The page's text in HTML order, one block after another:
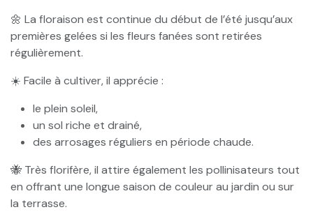
🌼 La floraison est continue du début de l’été jusqu’aux
premières gelées si les fleurs fanées sont retirées
régulièrement.
☀️ Facile à cultiver, il apprécie :
le plein soleil,
un sol riche et drainé,
des arrosages réguliers en période chaude.
🐝 Très florifère, il attire également les pollinisateurs tout
en offrant une longue saison de couleur au jardin ou sur
la terrasse.